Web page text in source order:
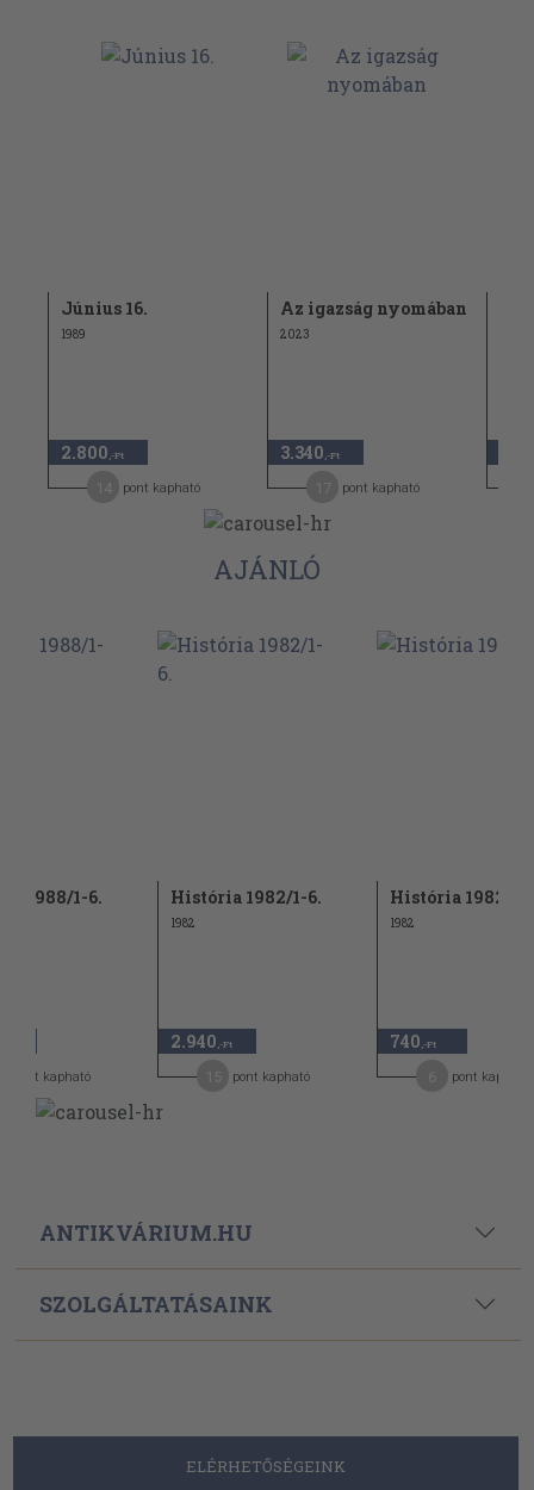
Június 16.
1989
2.800 ,-Ft
pont kapható
Az igazság nyomában
2023
3.340 ,-Ft
pont kapható
AJÁNLÓ
1988/1-6.
pont kapható
História 1982/1-6.
1982
2.940 ,-Ft
pont kapható
História 1982/6.
1982
740 ,-Ft
pont kapható
ANTIKVÁRIUM.HU
SZOLGÁLTATÁSAINK
ELÉRHETŐSÉGEINK